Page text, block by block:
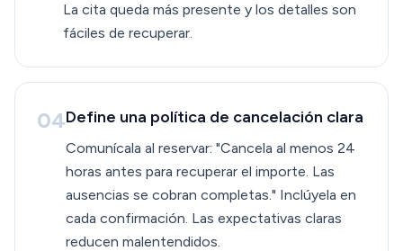
La cita queda más presente y los detalles son
fáciles de recuperar.
04Define una política de cancelación clara
Comunícala al reservar: "Cancela al menos 24
horas antes para recuperar el importe. Las
ausencias se cobran completas." Inclúyela en
cada confirmación. Las expectativas claras
reducen malentendidos.